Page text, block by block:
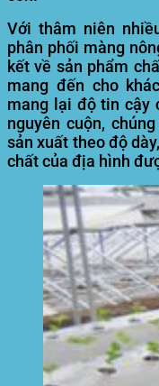
Với thâm niên
phân phối màng
kết về sản phẩm
mang đến cho
mang lại độ tin cậy
nguyên cuộn,
sản xuất theo độ
chất của địa hình